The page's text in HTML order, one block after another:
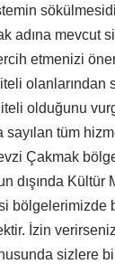
adına mevcut
etmenizi
olanlarından
olduğunu
sayılan tüm
Çakmak
dışında Kültür
bölgelerimizde
İzin verirseniz
sizlere